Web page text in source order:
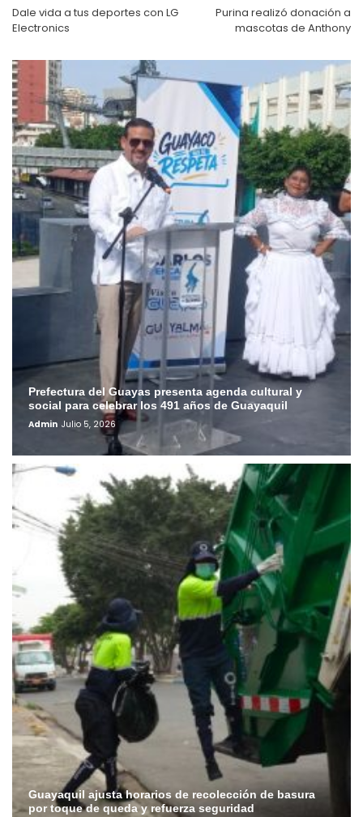
entradas
Dale vida a tus deportes con LG
Electronics
Purina realizó donación a
mascotas de Anthony
Prefectura del Guayas presenta agenda cultural y
social para celebrar los 491 años de Guayaquil
Admin Julio 5, 2026
Guayaquil ajusta horarios de recolección de basura
por toque de queda y refuerza seguridad